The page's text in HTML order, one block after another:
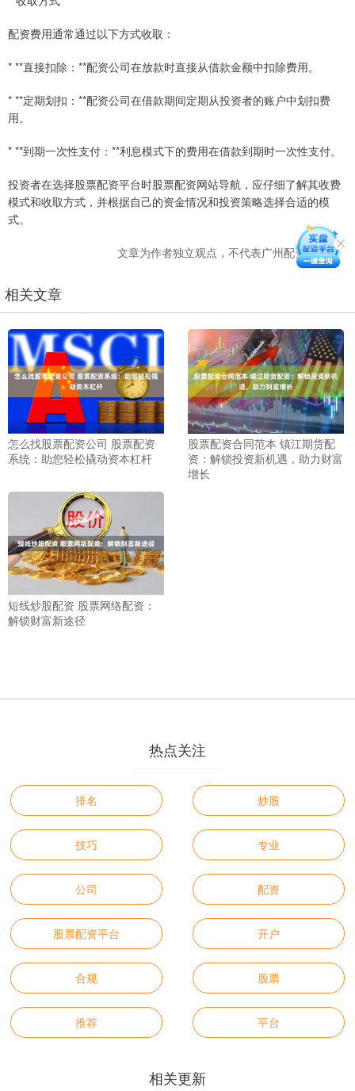
配资费用通常通过以下方式收取：
* **直接扣除：**配资公司在放款时直接从借款金额中扣除费用。
* **定期划扣：**配资公司在借款期间定期从投资者的账户中划扣费
用。
* **到期一次性支付：**利息模式下的费用在借款到期时一次性支付。
投资者在选择股票配资平台时股票配资网站导航，应仔细了解其收费
模式和收取方式，并根据自己的资金情况和投资策略选择合适的模
式。
文章为作者独立观点，不代表广州配资网观点
相关文章
怎么找股票配资公司 股票配资
系统：助您轻松撬动资本杠杆
股票配资合同范本 镇江期货配
资：解锁投资新机遇，助力财富
增长
短线炒股配资 股票网络配资：
解锁财富新途径
热点关注
排名 炒股
技巧 专业
公司 配资
股票配资平台 开户
合规 股票
推荐 平台
相关更新